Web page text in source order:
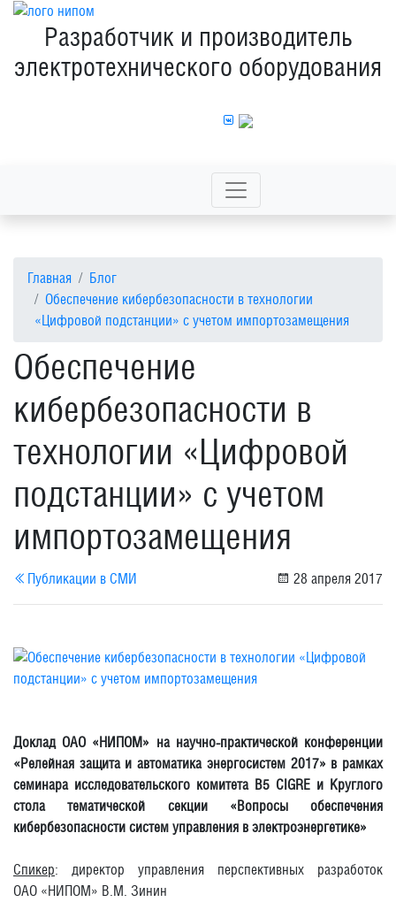
Разработчик и производитель
электротехнического оборудования
Главная
Блог
Обеспечение кибербезопасности в технологии
«Цифровой подстанции» с учетом импортозамещения
Обеспечение
кибербезопасности в
технологии «Цифровой
подстанции» с учетом
импортозамещения
Публикации в СМИ 28 апреля 2017
Доклад ОАО «НИПОМ» на научно-практической конференции
«Релейная защита и автоматика энергосистем 2017» в рамках
семинара исследовательского комитета B5 CIGRE и Круглого
стола тематической секции «Вопросы обеспечения
кибербезопасности систем управления в электроэнергетике»
Спикер: директор управления перспективных разработок
ОАО «НИПОМ» В.М. Зинин